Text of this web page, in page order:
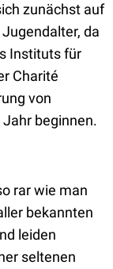
zunächst auf
da
Instituts für
Charité
von
beginnen.
rar wie man
bekannten
leiden
seltenen